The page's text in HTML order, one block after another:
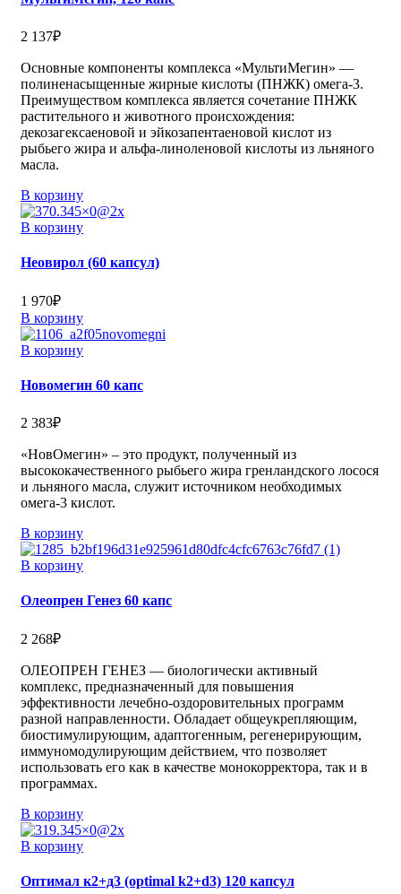
2 137₽
Основные компоненты комплекса «МультиМегин» —
полиненасыщенные жирные кислоты (ПНЖК) омега-3.
Преимуществом комплекса является сочетание ПНЖК
растительного и животного происхождения:
декозагексаеновой и эйкозапентаеновой кислот из
рыбьего жира и альфа-линоленовой кислоты из льняного
масла.
В корзину
В корзину
Неовирол (60 капсул)
1 970₽
В корзину
В корзину
Новомегин 60 капс
2 383₽
«НовОмегин» – это продукт, полученный из
высококачественного рыбьего жира гренландского лосося
и льняного масла, служит источником необходимых
омега-3 кислот.
В корзину
В корзину
Олеопрен Генез 60 капс
2 268₽
ОЛЕОПРЕН ГЕНЕЗ — биологически активный
комплекс, предназначенный для повышения
эффективности лечебно-оздоровительных программ
разной направленности. Обладает общеукрепляющим,
биостимулирующим, адаптогенным, регенерирующим,
иммуномодулирующим действием, что позволяет
использовать его как в качестве монокорректора, так и в
программах.
В корзину
В корзину
Оптимал к2+д3 (optimal k2+d3) 120 капсул